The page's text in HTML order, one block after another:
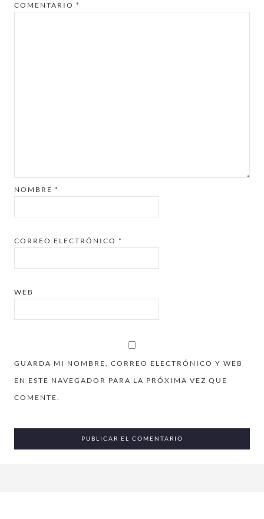
COMENTARIO *
NOMBRE *
CORREO ELECTRÓNICO *
WEB
GUARDA MI NOMBRE, CORREO ELECTRÓNICO Y WEB
EN ESTE NAVEGADOR PARA LA PRÓXIMA VEZ QUE
COMENTE.